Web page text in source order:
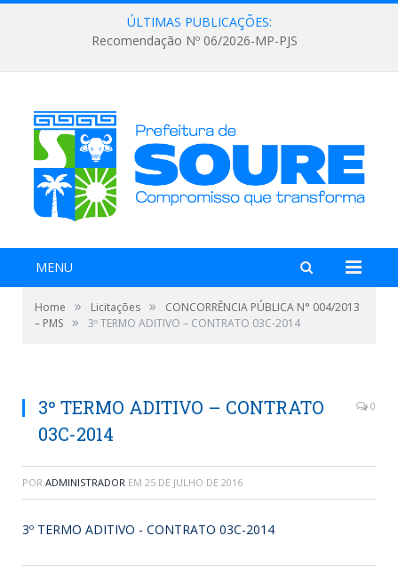
ÚLTIMAS PUBLICAÇÕES:
Recomendação Nº 06/2026-MP-PJS
MENU
Home » Licitações »
CONCORRÊNCIA PÚBLICA N° 004/2013
– PMS » 3º TERMO ADITIVO – CONTRATO 03C-2014
3º TERMO ADITIVO – CONTRATO
03C-2014
0
POR ADMINISTRADOR EM 25 DE JULHO DE 2016
3º TERMO ADITIVO - CONTRATO 03C-2014